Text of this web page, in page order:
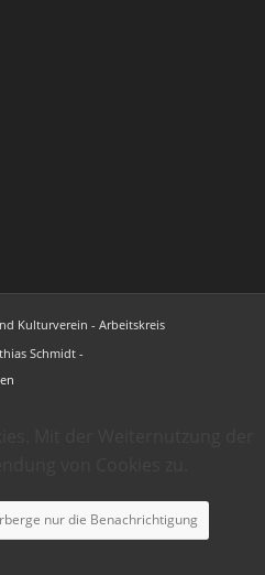
Kulturverein - Arbeitskreis
Schmidt -
nur die Benachrichtigung